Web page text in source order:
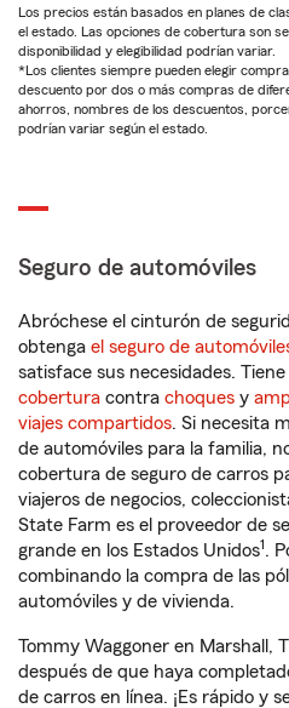
Los precios están basados en planes de
el estado. Las opciones de cobertura son
disponibilidad y elegibilidad podrían variar.
*Los clientes siempre pueden elegir
descuento por dos o más compras de
ahorros, nombres de los descuentos,
podrían variar según el estado.
Seguro de automóviles
Abróchese el cinturón de
obtenga el seguro de
satisface sus necesidades.
cobertura contra choques y
viajes compartidos. Si necesita
de automóviles para la familia,
cobertura de seguro de carros
viajeros de negocios,
State Farm es el proveedor de
grande en los Estados Unidos1.
combinando la compra de las
automóviles y de vivienda.
Tommy Waggoner en Marshall,
después de que haya
de carros en línea. ¡Es rápido y